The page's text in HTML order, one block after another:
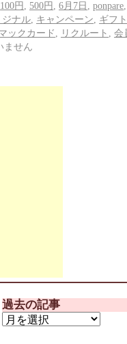
100円 500円 6月7日 ponpare
ジナル キャンペーン
ギフ
ックカード リクルート
会
ません
過去の記事